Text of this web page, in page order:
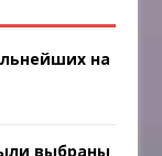
на
выбраны